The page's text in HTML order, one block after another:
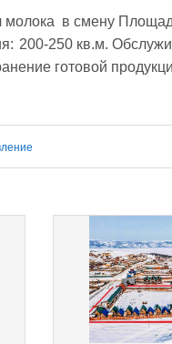
в  холодильных камерах при t`